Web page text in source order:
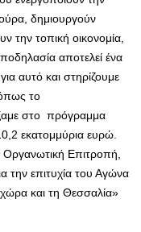
δημιουργούν
την τοπική οικονομία,
αποτελεί ένα
αυτό και στηρίζουμε
το
στο πρόγραμμα
εκατομμύρια ευρώ.
Επιτροπή,
την επιτυχία του Αγώνα
και τη Θεσσαλία»